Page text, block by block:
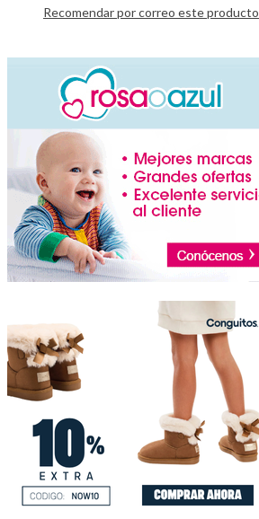
Recomendar por correo este producto